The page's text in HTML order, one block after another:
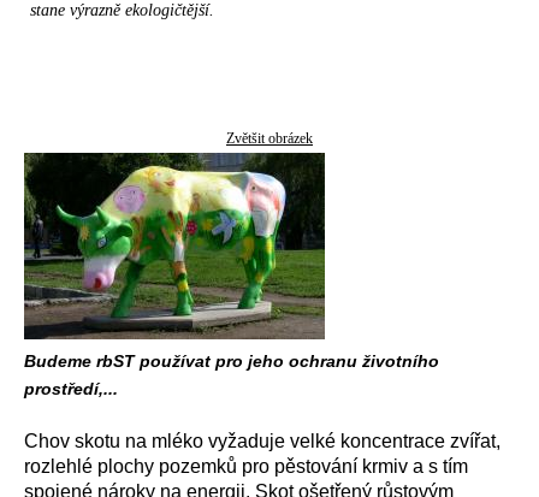
stane výrazně ekologičtější.
Zvětšit obrázek
Budeme rbST používat pro jeho ochranu životního
prostředí,...
Chov skotu na mléko vyžaduje velké koncentrace zvířat,
rozlehlé plochy pozemků pro pěstování krmiv a s tím
spojené nároky na energii. Skot ošetřený růstovým